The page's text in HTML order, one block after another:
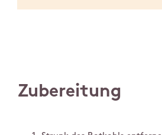
Zubereitung